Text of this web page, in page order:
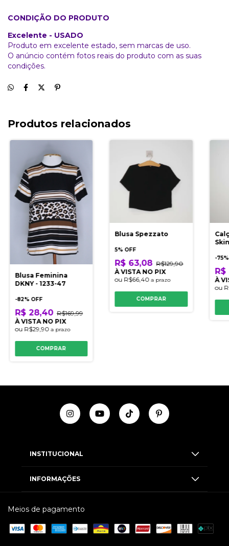
CONDIÇÃO DO PRODUTO
Excelente - USADO
Produto em excelente estado, sem marcas de uso.
O anúncio contém fotos reais do produto com as suas
condições.
Produtos relacionados
Blusa Feminina
DKNY - 1233-47
-82% OFF
R$ 28,40 R$169,99
À VISTA NO PIX
ou R$29,90 a prazo
COMPRAR
Blusa Spezzato
5% OFF
R$ 63,08 R$129,90
À VISTA NO PIX
ou R$66,40a prazo
COMPRAR
-75
R$
À
ou
INSTITUCIONAL
INFORMAÇÕES
Meios de pagamento